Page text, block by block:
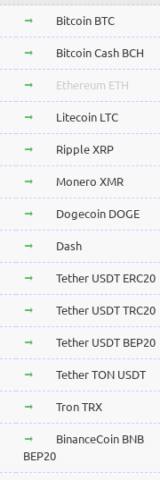
Bitcoin BTC
Bitcoin Cash BCH
Ethereum ETH
Litecoin LTC
Ripple XRP
Monero XMR
Dogecoin DOGE
Dash
Tether USDT ERC20
Tether USDT TRC20
Tether USDT BEP20
Tether TON USDT
Tron TRX
BinanceCoin BNB
BEP20